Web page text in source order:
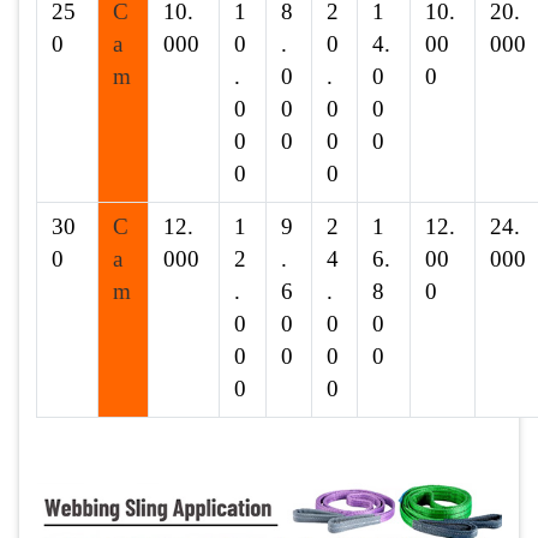
25
0
C
a
m
10.
000
1
0
.
0
0
0
8
.
0
0
0
2
0
.
0
0
0
1
4.
0
0
0
10.
00
0
20.
000
30
0
C
a
m
12.
000
1
2
.
0
0
0
9
.
6
0
0
2
4
.
0
0
0
1
6.
8
0
0
12.
00
0
24.
000